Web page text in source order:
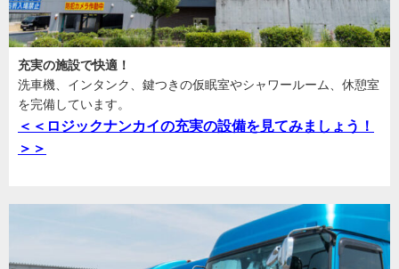
充実の施設で快適！
洗車機、インタンク、鍵つきの仮眠室やシャワールーム、休憩室
を完備しています。
＜＜ロジックナンカイの充実の設備を見てみましょう！
＞＞